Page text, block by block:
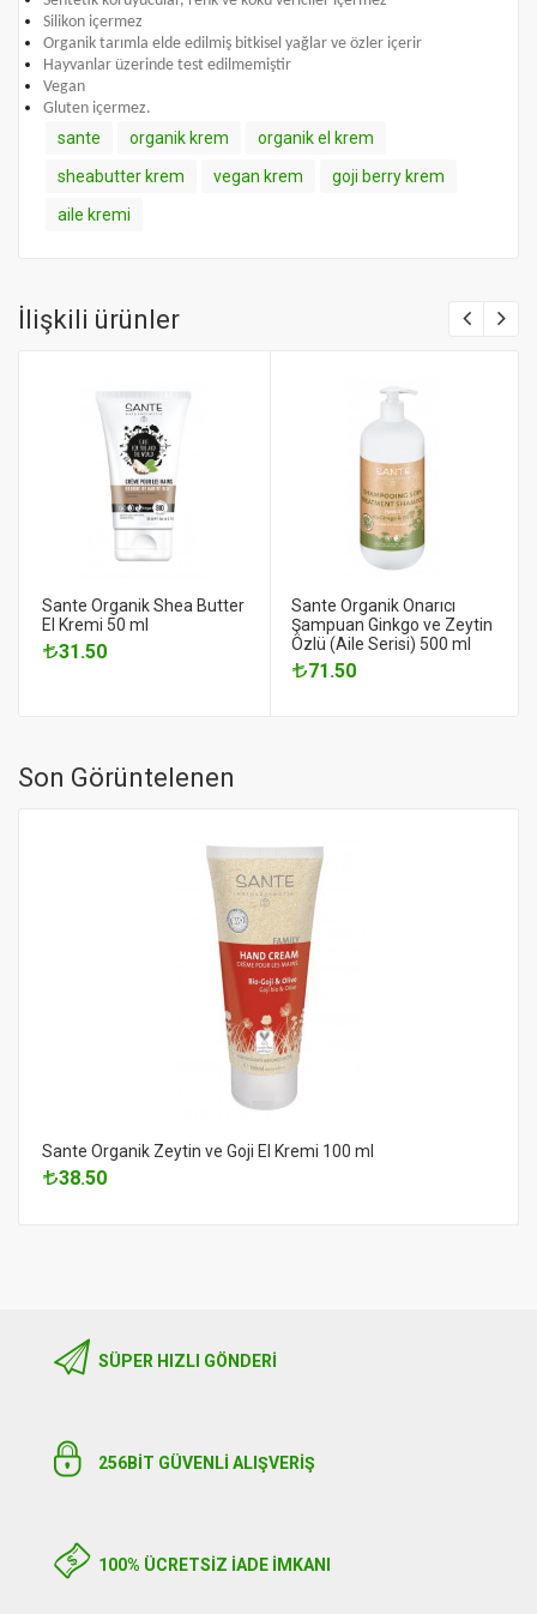
Silikon içermez
Organik tarımla elde edilmiş bitkisel yağlar ve özler içerir
Hayvanlar üzerinde test edilmemiştir
Vegan
Gluten içermez.
sante organik krem
organik el krem
sheabutter krem
vegan krem
goji berry krem
aile kremi
İlişkili ürünler
Sante Organik Shea Butter
El Kremi 50 ml
31.50
Sante Organik Onarıcı
Şampuan Ginkgo ve Zeytin
Özlü (Aile Serisi) 500 ml
71.50
Son Görüntelenen
Sante Organik Zeytin ve Goji El Kremi 100 ml
38.50
SÜPER HIZLI GÖNDERI
256BIT GÜVENLİ ALIŞVERİŞ
100% ÜCRETSİZ İADE İMKANI